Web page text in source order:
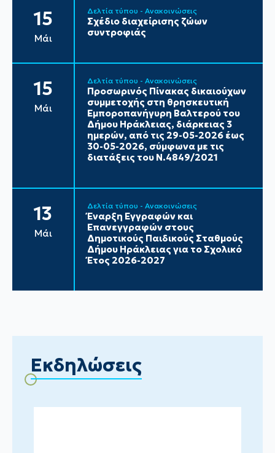
15
Μάι
Δελτία τύπου - Ανακοινώσεις
Σχέδιο διαχείρισης ζώων
συντροφιάς
15
Μάι
Δελτία τύπου - Ανακοινώσεις
Προσωρινός Πίνακας δικαιούχων
συμμετοχής στη θρησκευτική
Εμποροπανήγυρη Βαλτερού του
Δήμου Ηράκλειας, διάρκειας 3
ημερών, από τις 29-05-2026 έως
30-05-2026, σύμφωνα με τις
διατάξεις του Ν.4849/2021
13
Μάι
Δελτία τύπου - Ανακοινώσεις
Έναρξη Εγγραφών και
Επανεγγραφών στους
Δημοτικούς Παιδικούς Σταθμούς
Δήμου Ηράκλειας για το Σχολικό
Έτος 2026-2027
Εκδηλώσεις